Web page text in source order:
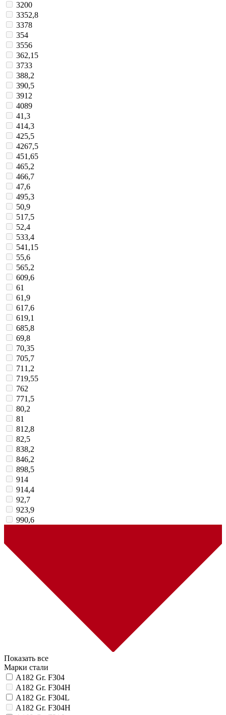
3200
3352,8
3378
354
3556
362,15
3733
388,2
390,5
3912
4089
41,3
414,3
425,5
4267,5
451,65
465,2
466,7
47,6
495,3
50,9
517,5
52,4
533,4
541,15
55,6
565,2
609,6
61
61,9
617,6
619,1
685,8
69,8
70,35
705,7
711,2
719,55
762
771,5
80,2
81
812,8
82,5
838,2
846,2
898,5
914
914,4
92,7
923,9
990,6
Показать все
Марки стали
A182 Gr. F304
A182 Gr. F304H
A182 Gr. F304L
A182 Gr. F304Н